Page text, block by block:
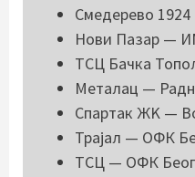
Смедерево 1924
Нови Пазар —
ТСЦ Бачка
Металац —
Спартак ЖK —
Трајал — ОФК
ТСЦ — ОФК